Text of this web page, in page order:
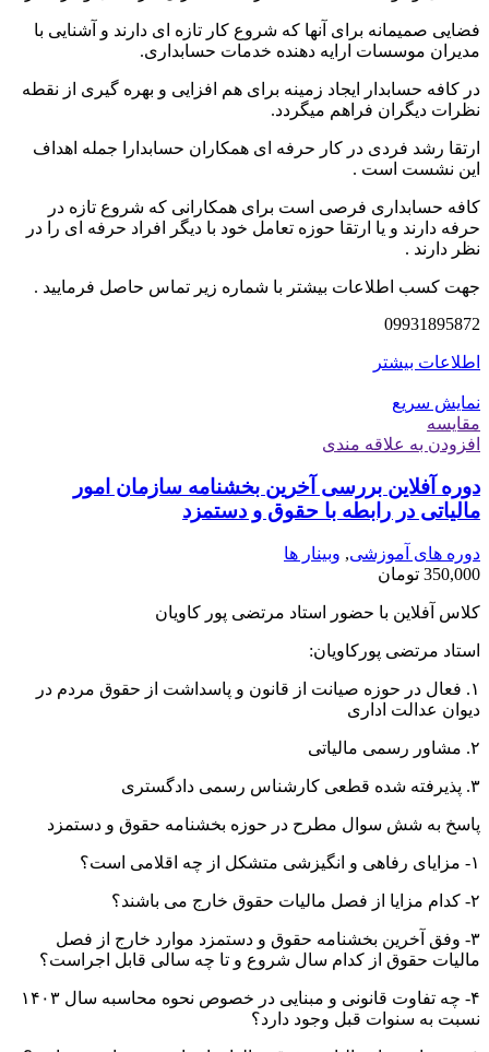
فضایی صمیمانه برای آنها که شروع کار تازه ای دارند و آشنایی با
مدیران موسسات ارایه دهنده خدمات حسابداری.
در کافه حسابدار ایجاد زمینه برای هم افزایی و بهره گیری از نقطه
نظرات دیگران فراهم میگردد.
ارتقا رشد فردی در کار حرفه ای همکاران حسابدارا جمله اهداف
این نشست است .
کافه حسابداری فرصی است برای همکارانی که شروع تازه در
حرفه دارند و یا ارتقا حوزه تعامل خود با دیگر افراد حرفه ای را در
نظر دارند .
جهت کسب اطلاعات بیشتر با شماره زیر تماس حاصل فرمایید .
09931895872
اطلاعات بیشتر
نمایش سریع
مقايسه
افزودن به علاقه مندی
دوره آفلاین بررسی آخرین بخشنامه سازمان امور
مالیاتی در رابطه با حقوق و دستمزد
دوره های آموزشی, وبینار ها
350,000 تومان
کلاس آفلاین با حضور استاد مرتضی پور کاویان
استاد مرتضی پورکاویان:
۱. فعال در حوزه صیانت از قانون و پاسداشت از حقوق مردم در
دیوان عدالت اداری
۲. مشاور رسمی مالیاتی
۳. پذیرفته شده قطعی کارشناس رسمی دادگستری
پاسخ به شش سوال مطرح در حوزه بخشنامه حقوق و دستمزد
۱- مزایای رفاهی و انگیزشی متشکل از چه اقلامی است؟
۲- کدام مزایا از فصل مالیات حقوق خارج می باشند؟
۳- وفق آخرین بخشنامه حقوق و دستمزد موارد خارج از فصل
مالیات حقوق از کدام سال شروع و تا چه سالی قابل اجراست؟
۴- چه تفاوت قانونی و مبنایی در خصوص نحوه محاسبه سال ۱۴۰۳
نسبت به سنوات قبل وجود دارد؟